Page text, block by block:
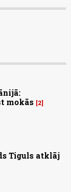
mokās
2
Tiguls atklāj